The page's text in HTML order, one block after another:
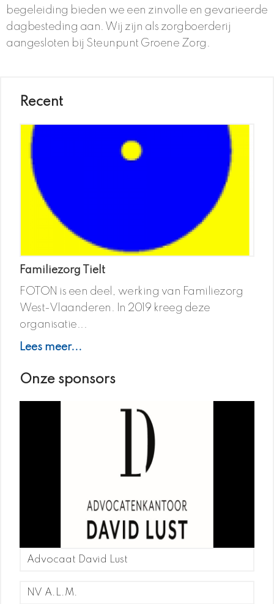
Recent
Familiezorg Tielt
FOTON is een deel, werking van Familiezorg
West-Vlaanderen. In 2019 kreeg deze
organisatie...
Lees meer...
Onze sponsors
Advocaat David Lust
NV A.L.M.
begeleiding bieden we een zinvolle en gevarieerde
dagbesteding aan. Wij zijn als zorgboerderij
aangesloten bij Steunpunt Groene Zorg.